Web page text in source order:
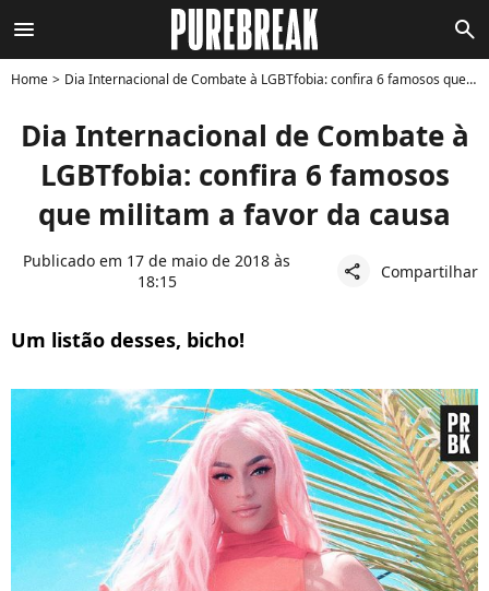
menu search
Home Dia Internacional de Combate à LGBTfobia: confira 6 famosos que militam a favor da causa
Dia Internacional de Combate à
LGBTfobia: confira 6 famosos
que militam a favor da causa
Publicado em 17 de maio de 2018 às
18:15
share Compartilhar
Um listão desses, bicho!